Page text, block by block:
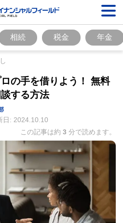
相続 税金 年金
の手を借りよう！ 無料
する方法
日: 2024.10.10
この記事は約 3 分で読めます。